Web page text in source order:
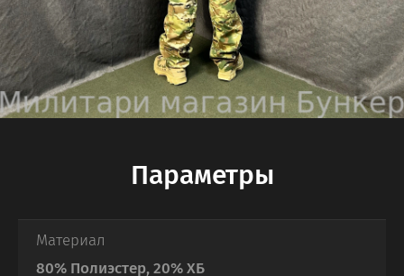
Параметры
Материал
80% Полиэстер, 20% ХБ